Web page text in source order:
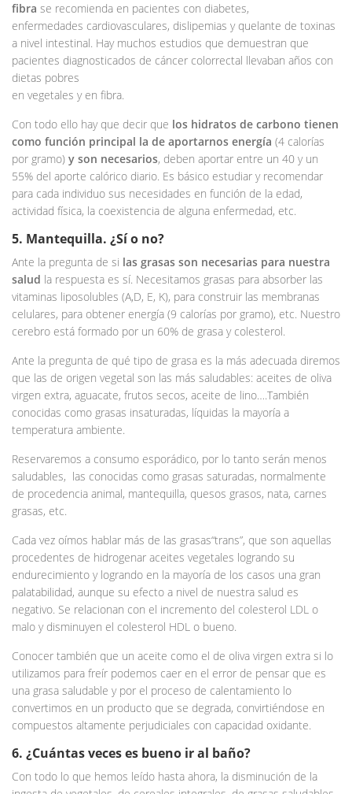
fibra se recomienda en pacientes con diabetes,
enfermedades cardiovasculares, dislipemias y quelante de toxinas
a nivel intestinal. Hay muchos estudios que demuestran que
pacientes diagnosticados de cáncer colorrectal llevaban años con
dietas pobres
en vegetales y en fibra.
Con todo ello hay que decir que los hidratos de carbono tienen
como función principal la de aportarnos energía (4 calorías
por gramo) y son necesarios, deben aportar entre un 40 y un
55% del aporte calórico diario. Es básico estudiar y recomendar
para cada individuo sus necesidades en función de la edad,
actividad física, la coexistencia de alguna enfermedad, etc.
5. Mantequilla. ¿Sí o no?
Ante la pregunta de si las grasas son necesarias para nuestra
salud la respuesta es sí. Necesitamos grasas para absorber las
vitaminas liposolubles (A,D, E, K), para construir las membranas
celulares, para obtener energía (9 calorías por gramo), etc. Nuestro
cerebro está formado por un 60% de grasa y colesterol.
Ante la pregunta de qué tipo de grasa es la más adecuada diremos
que las de origen vegetal son las más saludables: aceites de oliva
virgen extra, aguacate, frutos secos, aceite de lino….También
conocidas como grasas insaturadas, líquidas la mayoría a
temperatura ambiente.
Reservaremos a consumo esporádico, por lo tanto serán menos
saludables, las conocidas como grasas saturadas, normalmente
de procedencia animal, mantequilla, quesos grasos, nata, carnes
grasas, etc.
Cada vez oímos hablar más de las grasas“trans”, que son aquellas
procedentes de hidrogenar aceites vegetales logrando su
endurecimiento y logrando en la mayoría de los casos una gran
palatabilidad, aunque su efecto a nivel de nuestra salud es
negativo. Se relacionan con el incremento del colesterol LDL o
malo y disminuyen el colesterol HDL o bueno.
Conocer también que un aceite como el de oliva virgen extra si lo
utilizamos para freír podemos caer en el error de pensar que es
una grasa saludable y por el proceso de calentamiento lo
convertimos en un producto que se degrada, convirtiéndose en
compuestos altamente perjudiciales con capacidad oxidante.
6. ¿Cuántas veces es bueno ir al baño?
Con todo lo que hemos leído hasta ahora, la disminución de la